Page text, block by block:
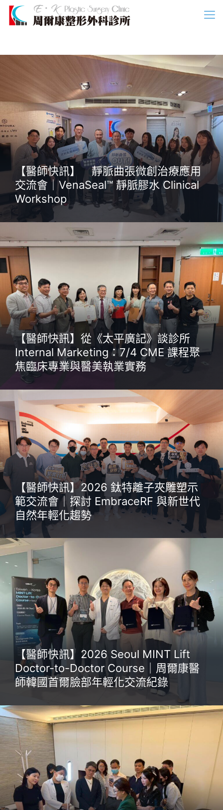
【醫師快訊】 靜脈曲張微創治療應用
交流會｜VenaSeal™ 靜脈膠水 Clinical
Workshop
【醫師快訊】從《太平廣記》談診所
Internal Marketing：7/4 CME 課程聚
焦臨床專業與醫美執業實務
【醫師快訊】2026 鈦特離子夾雕塑示
範交流會｜探討 EmbraceRF 與新世代
自然年輕化趨勢
【醫師快訊】2026 Seoul MINT Lift
Doctor-to-Doctor Course｜周爾康醫
師韓國首爾臉部年輕化交流紀錄